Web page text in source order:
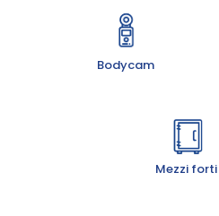
Bodycam
Bodycam
Mezzi forti
Mezzi forti